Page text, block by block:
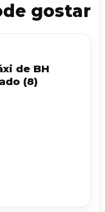
gostar
de BH
(8)